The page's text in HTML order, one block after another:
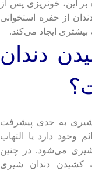
این، خونریزی پس از
از حفره استخوانی
ایجاد می‌کند.
دندان
به حدی پیشرفت
وجود دارد یا التهاب
می‌شود. در چنین
کشیدن دندان شیری